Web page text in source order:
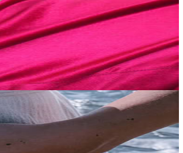
rafforzamento dell’utero. Questo wee...
la pratica come professionista certificat...